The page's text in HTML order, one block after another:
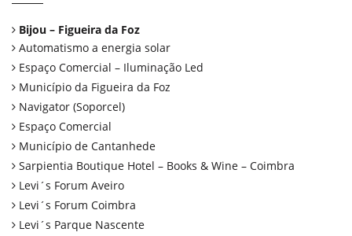
Bijou – Figueira da Foz
Automatismo a energia solar
Espaço Comercial – Iluminação Led
Município da Figueira da Foz
Navigator (Soporcel)
Espaço Comercial
Município de Cantanhede
Sarpientia Boutique Hotel – Books & Wine – Coimbra
Levi´s Forum Aveiro
Levi´s Forum Coimbra
Levi´s Parque Nascente